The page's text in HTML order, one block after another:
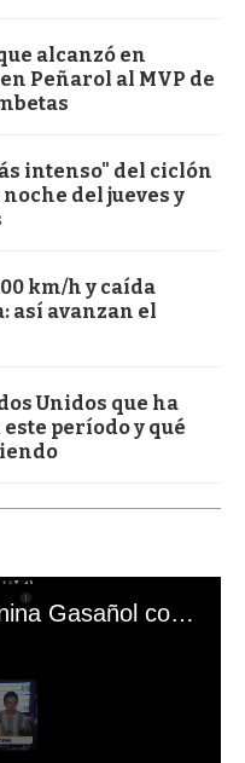
alcanzó en
Peñarol al MVP de
intenso" del ciclón
del jueves y
km/h y caída
así avanzan el
Unidos que ha
período y qué
El mal momento de Yanina Gasañol con un hincha argentino en "Subrayado"